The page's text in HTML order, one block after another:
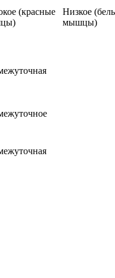
(красные
Низкое
мышцы)